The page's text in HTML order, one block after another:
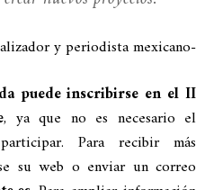
y periodista mexicano-
puede inscribirse en el II
, ya que no es necesario el
Para recibir más
su web o enviar un correo